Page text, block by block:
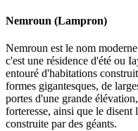
Nemroun (Lampron)
Nemroun est le nom
c'est une résidence d'été ou
entouré d'habitations
formes gigantesques, de
portes d'une grande
forteresse, ainsi que le disent
construite par des géants.